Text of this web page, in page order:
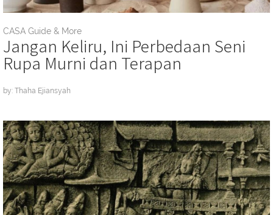
CASA Guide & More
Jangan Keliru, Ini Perbedaan Seni
Rupa Murni dan Terapan
by: Thaha Ejiansyah